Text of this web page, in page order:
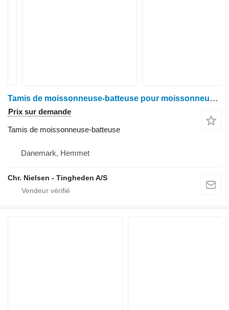
Tamis de moissonneuse-batteuse pour moissonneuse-batteuse John Deere 9780
Prix sur demande
Tamis de moissonneuse-batteuse
Danemark, Hemmet
Chr. Nielsen - Tingheden A/S